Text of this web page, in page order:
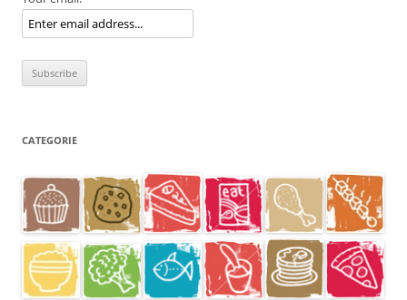
CATEGORIE